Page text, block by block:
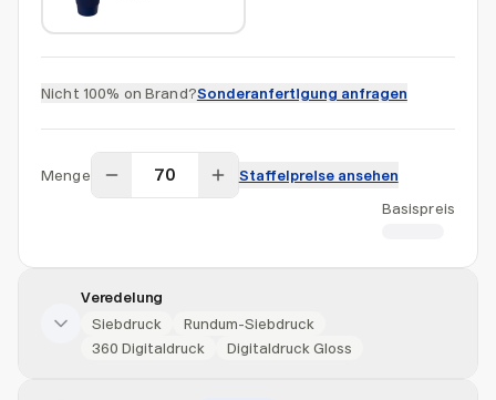
Nicht 100% on Brand?Sonderanfertigung anfragen
Menge
Staffelpreise ansehen
Basispreis
Veredelung
Siebdruck
Rundum-Siebdruck
360 Digitaldruck
Digitaldruck Gloss